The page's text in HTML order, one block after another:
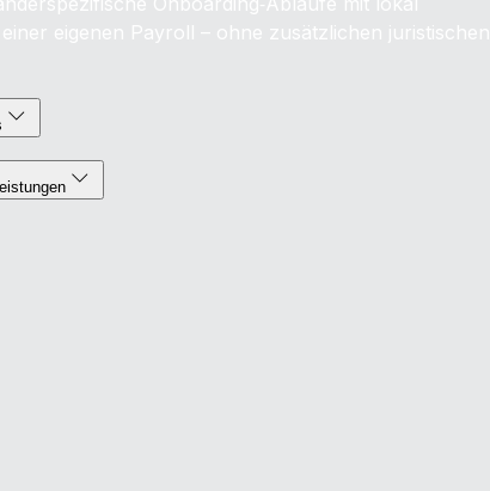
eigenen Payroll – ohne zusätzlichen juristischen